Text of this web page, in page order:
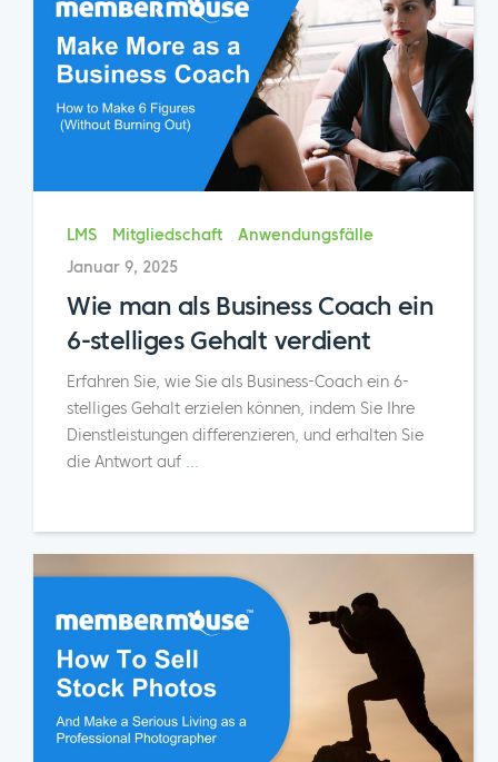
LMS Mitgliedschaft
Anwendungsfälle
Januar 9, 2025
Wie man als Business Coach ein
6-stelliges Gehalt verdient
Erfahren Sie, wie Sie als Business-Coach ein 6-
stelliges Gehalt erzielen können, indem Sie Ihre
Dienstleistungen differenzieren, und erhalten Sie
die Antwort auf ...